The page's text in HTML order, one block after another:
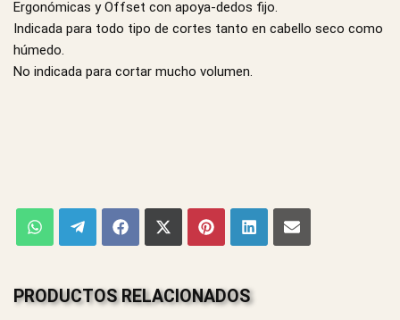
Ergonómicas y Offset con apoya-dedos fijo.
Indicada para todo tipo de cortes tanto en cabello seco como
húmedo.
No indicada para cortar mucho volumen.
PRODUCTOS RELACIONADOS